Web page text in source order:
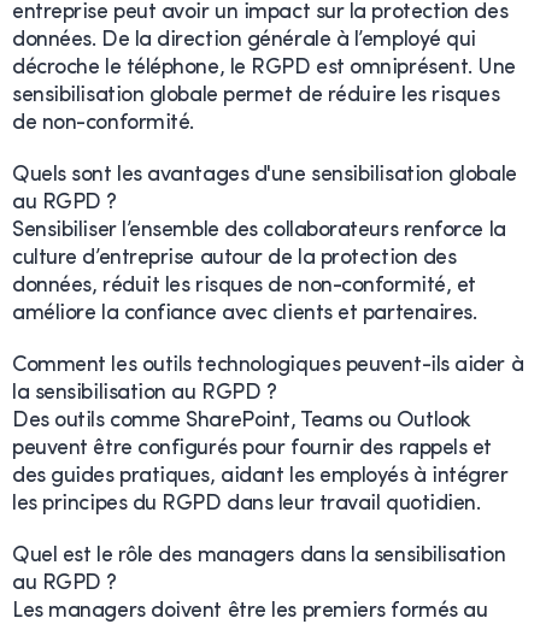
entreprise peut avoir un impact sur la protection des
données. De la direction générale à l’employé qui
décroche le téléphone, le RGPD est omniprésent. Une
sensibilisation globale permet de réduire les risques
de non-conformité.
Quels sont les avantages d'une sensibilisation globale
au RGPD ?
Sensibiliser l’ensemble des collaborateurs renforce la
culture d’entreprise autour de la protection des
données, réduit les risques de non-conformité, et
améliore la confiance avec clients et partenaires.
Comment les outils technologiques peuvent-ils aider à
la sensibilisation au RGPD ?
Des outils comme SharePoint, Teams ou Outlook
peuvent être configurés pour fournir des rappels et
des guides pratiques, aidant les employés à intégrer
les principes du RGPD dans leur travail quotidien.
Quel est le rôle des managers dans la sensibilisation
au RGPD ?
Les managers doivent être les premiers formés au